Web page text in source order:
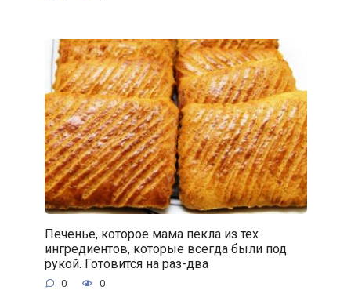
Печенье, которое мама пекла из тех
ингредиентов, которые всегда были под
рукой. Готовится на раз-два
0 0